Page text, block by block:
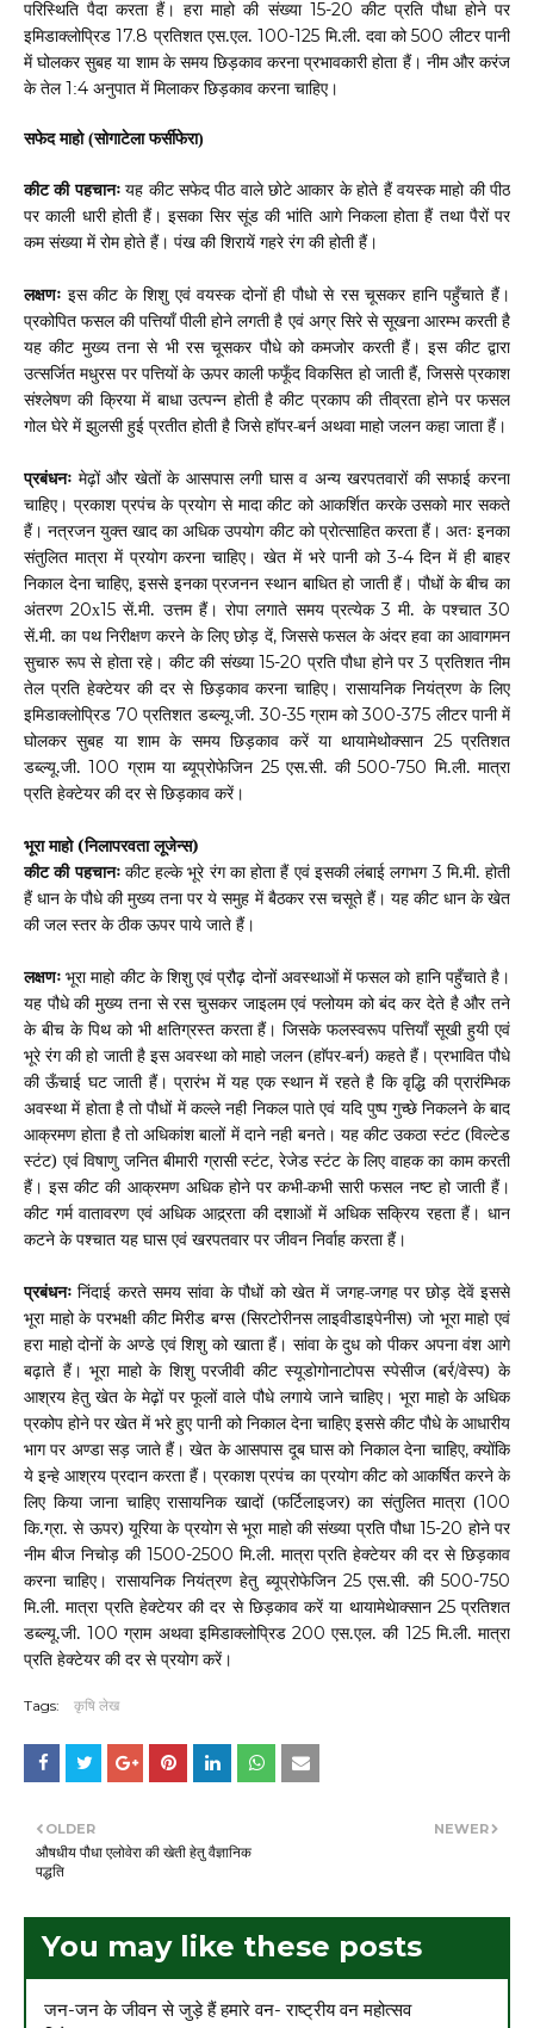
परिस्थिति पैदा करता हैं। हरा माहो की संख्या 15-20 कीट प्रति पौधा होने पर
इमिडाक्लोप्रिड17.8 प्रतिशत एस.एल.100-125 मि.ली. दवा को500 लीटर पानी
में घोलकर सुबह या शाम के समय छिड़काव करना प्रभावकारी होता हैं। नीम और करंज
के तेल1 :4 अनुपात में मिलाकर छिड़काव करना चाहिए।
सफेद माहो (सोगाटेला फर्सीफेरा)
कीट की पहचानःयह कीट सफेद पीठ वाले छोटे आकार के होते हैं वयस्क माहो की पीठ
पर काली धारी होती हैं। इसका सिर सूंड की भांति आगे निकला होता हैं तथा पैरों पर
कम संख्या में रोम होते हैं। पंख की शिरायें गहरे रंग की होती हैं।
लक्षणः इस कीट के शिशु एवं वयस्क दोनों ही पौधो से रस चूसकर हानि पहुँचाते हैं।
प्रकोपित फसल की पत्तियाँ पीली होने लगती है एवं अग्र सिरे से सूखना आरम्भ करती है
यह कीट मुख्य तना से भी रस चूसकर पौधे को कमजोर करती हैं। इस कीट द्वारा
उत्सर्जित मधुरस पर पत्तियों के ऊपर काली फफूँद विकसित हो जाती हैं, जिससे प्रकाश
संश्लेषण की क्रिया में बाधा उत्पन्न होती है कीट प्रकाप की तीव्रता होने पर फसल
गोल घेरे में झुलसी हुई प्रतीत होती है जिसे हाॅपर-बर्न अथवा माहो जलन कहा जाता हैं।
प्रबंधनः मेढ़ों और खेतों के आसपास लगी घास व अन्य खरपतवारों की सफाई करना
चाहिए। प्रकाश प्रपंच के प्रयोग से मादा कीट को आकर्शित करके उसको मार सकते
हैं। नत्रजन युक्त खाद का अधिक उपयोग कीट को प्रोत्साहित करता हैं। अतः इनका
संतुलित मात्रा में प्रयोग करना चाहिए। खेत में भरे पानी को3-4दिन में ही बाहर
निकाल देना चाहिए, इससे इनका प्रजनन स्थान बाधित हो जाती हैं। पौधों के बीच का
अंतरण20x15सें.मी. उत्तम हैं। रोपा लगाते समय प्रत्येक3मी. के पश्चात30
सें.मी. का पथ निरीक्षण करने के लिए छोड़ दें,जिससे फसल के अंदर हवा का आवागमन
सुचारु रूप से होता रहे। कीट की संख्या15-20 प्रति पौधा होने पर3 प्रतिशत नीम
तेल प्रति हेक्टेयर की दर से छिड़काव करना चाहिए। रासायनिक नियंत्रण के लिए
इमिडाक्लोप्रिड 70प्रतिशत डब्ल्यू.जी.30-35ग्राम को300-375 लीटर पानी में
घोलकर सुबह या शाम के समय छिड़काव करें या थायामेथोक्सान 25प्रतिशत
डब्ल्यू.जी.100 ग्राम या ब्यूप्रोफेजिन 25 एस.सी. की500-750 मि.ली. मात्रा
प्रति हेक्टेयर की दर से छिड़काव करें।
भूरा माहो (निलापरवता लूजेन्स)
कीट की पहचानः कीट हल्के भूरे रंग का होता हैं एवं इसकी लंबाई लगभग3 मि.मी. होती
हैं धान के पौधे की मुख्य तना पर ये समुह में बैठकर रस चसूते हैं। यह कीट धान के खेत
की जल स्तर के ठीक ऊपर पाये जाते हैं।
लक्षणः भूरा माहो कीट के शिशु एवं प्रौढ़ दोनों अवस्थाओं में फसल को हानि पहुँचाते है।
यह पौधे की मुख्य तना से रस चुसकर जाइलम एवं फ्लोयम को बंद कर देते है और तने
के बीच के पिथ को भी क्षतिग्रस्त करता हैं। जिसके फलस्वरूप पत्तियाँ सूखी हुयी एवं
भूरे रंग की हो जाती है इस अवस्था को माहो जलन (हाॅपर-बर्न) कहते हैं। प्रभावित पौधे
की ऊँचाई घट जाती हैं। प्रारंभ में यह एक स्थान में रहते है कि वृद्धि की प्रारंम्भिक
अवस्था में होता है तो पौधों में कल्ले नही निकल पाते एवं यदि पुष्प गुच्छे निकलने के बाद
आक्रमण होता है तो अधिकांश बालों में दाने नही बनते। यह कीट उकठा स्टंट (विल्टेड
स्टंट) एवं विषाणु जनित बीमारी ग्रासी स्टंट, रेजेड स्टंट के लिए वाहक का काम करती
हैं। इस कीट की आक्रमण अधिक होने पर कभी-कभी सारी फसल नष्ट हो जाती हैं।
कीट गर्म वातावरण एवं अधिक आद्र्रता की दशाओं में अधिक सक्रिय रहता हैं। धान
कटने के पश्चात यह घास एवं खरपतवार पर जीवन निर्वाह करता हैं।
प्रबंधनः निंदाई करते समय सांवा के पौधों को खेत में जगह-जगह पर छोड़ देवें इससे
भूरा माहो के परभक्षी कीट मिरीड बग्स (सिरटोरीनस लाइवीडाइपेनीस) जो भूरा माहो एवं
हरा माहो दोनों के अण्डे एवं शिशु को खाता हैं। सांवा के दुध को पीकर अपना वंश आगे
बढ़ाते हैं। भूरा माहो के शिशु परजीवी कीट स्यूडोगोनाटोपस स्पेसीज (बर्र/वेस्प) के
आश्रय हेतु खेत के मेढ़ों पर फूलों वाले पौधे लगाये जाने चाहिए। भूरा माहो के अधिक
प्रकोप होने पर खेत में भरे हुए पानी को निकाल देना चाहिए इससे कीट पौधे के आधारीय
भाग पर अण्डा सड़ जाते हैं। खेत के आसपास दूब घास को निकाल देना चाहिए,क्योंकि
ये इन्हे आश्रय प्रदान करता हैं। प्रकाश प्रपंच का प्रयोग कीट को आकर्षित करने के
लिए किया जाना चाहिए रासायनिक खादों (फर्टिलाइजर) का संतुलित मात्रा (100
कि.ग्रा. से ऊपर) यूरिया के प्रयोग से भूरा माहो की संख्या प्रति पौधा15-20 होने पर
नीम बीज निचोड़ की 1500-2500 मि.ली. मात्रा प्रति हेक्टेयर की दर से छिड़काव
करना चाहिए। रासायनिक नियंत्रण हेतु ब्यूप्रोफेजिन 25एस.सी. की500-750
मि.ली. मात्रा प्रति हेक्टेयर की दर से छिड़काव करें या थायामेथेाक्सान 25 प्रतिशत
डब्ल्यू.जी.100ग्राम अथवा इमिडाक्लोप्रिड200एस.एल. की 125 मि.ली. मात्रा
प्रति हेक्टेयर की दर से प्रयोग करें।
Tags: कृषि लेख
NEWER
OLDER
औषधीय पौधा एलोवेरा की खेती हेतु वैज्ञानिक
पद्धति
You may like these posts
जन-जन के जीवन से जुड़े हैं हमारे वन- राष्ट्रीय वन महोत्सव